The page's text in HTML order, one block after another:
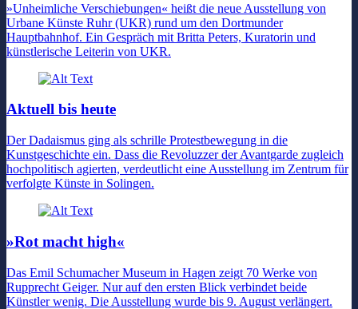
»Unheimliche Verschiebungen« heißt die neue Ausstellung von
Urbane Künste Ruhr (UKR) rund um den Dortmunder
Hauptbahnhof. Ein Gespräch mit Britta Peters, Kuratorin und
künstlerische Leiterin von UKR.
Aktuell bis heute
Der Dadaismus ging als schrille Protestbewegung in die
Kunstgeschichte ein. Dass die Revoluzzer der Avantgarde zugleich
hochpolitisch agierten, verdeutlicht eine Ausstellung im Zentrum für
verfolgte Künste in Solingen.
»Rot macht high«
Das Emil Schumacher Museum in Hagen zeigt 70 Werke von
Rupprecht Geiger. Nur auf den ersten Blick verbindet beide
Künstler wenig. Die Ausstellung wurde bis 9. August verlängert.